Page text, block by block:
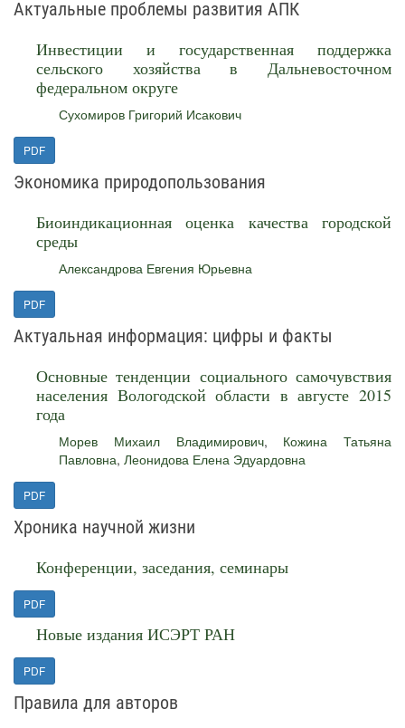
Актуальные проблемы развития АПК
Инвестиции и государственная поддержка
сельского хозяйства в Дальневосточном
федеральном округе
Сухомиров Григорий Исакович
PDF
Экономика природопользования
Биоиндикационная оценка качества городской
среды
Александрова Евгения Юрьевна
PDF
Актуальная информация: цифры и факты
Основные тенденции социального самочувствия
населения Вологодской области в августе 2015
года
Морев Михаил Владимирович, Кожина Татьяна
Павловна, Леонидова Елена Эдуардовна
PDF
Хроника научной жизни
Конференции, заседания, семинары
PDF
Новые издания ИСЭРТ РАН
PDF
Правила для авторов